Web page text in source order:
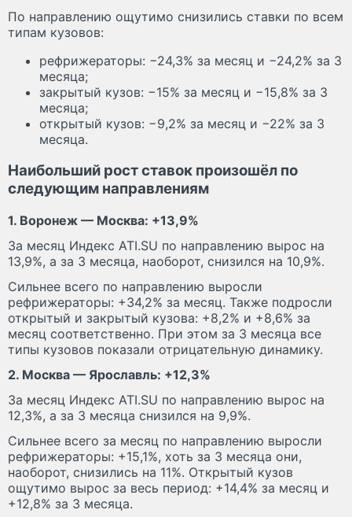
По направлению ощутимо снизились ставки по всем
типам кузовов:
рефрижераторы: −24,3% за месяц и −24,2% за 3
месяца;
закрытый кузов: −15% за месяц и −15,8% за 3
месяца;
открытый кузов: −9,2% за месяц и −22% за 3
месяца.
Наибольший рост ставок произошёл по
следующим направлениям
1. Воронеж — Москва: +13,9%
За месяц Индекс ATI.SU по направлению вырос на
13,9%, а за 3 месяца, наоборот, снизился на 10,9%.
Сильнее всего по направлению выросли
рефрижераторы: +34,2% за месяц. Также подросли
открытый и закрытый кузова: +8,2% и +8,6% за
месяц соответственно. При этом за 3 месяца все
типы кузовов показали отрицательную динамику.
2. Москва — Ярославль: +12,3%
За месяц Индекс ATI.SU по направлению вырос на
12,3%, а за 3 месяца снизился на 9,9%.
Сильнее всего за месяц по направлению выросли
рефрижераторы: +15,1%, хоть за 3 месяца они,
наоборот, снизились на 11%. Открытый кузов
ощутимо вырос за весь период: +14,4% за месяц и
+12,8% за 3 месяца.